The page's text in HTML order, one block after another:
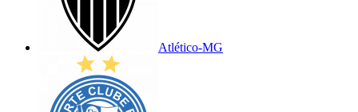
Atlético-MG